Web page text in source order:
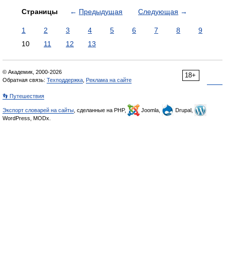
Страницы ← Предыдущая Следующая →
1 2 3 4 5 6 7 8
9
10
11 12 13
18+
© Академик, 2000-2026
Обратная связь: Техподдержка Реклама на сайте
👣 Путешествия
Экспорт словарей на сайты , сделанные на PHP, Joomla,
Drupal,
WordPress, MODx.